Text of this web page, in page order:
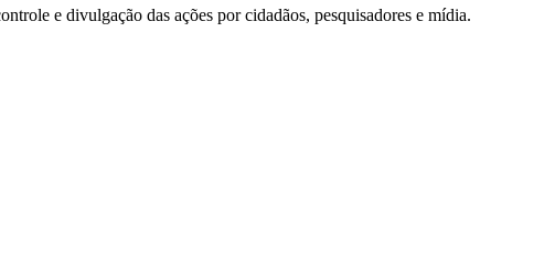
e divulgação das ações por cidadãos, pesquisadores e mídia.